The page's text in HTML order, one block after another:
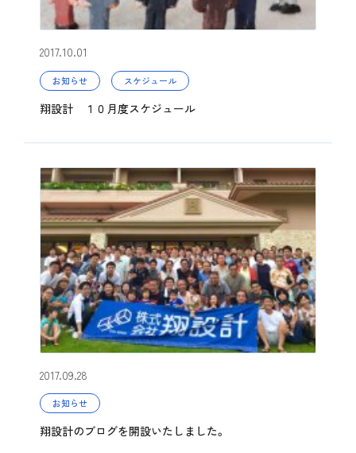
2017.10.01
お知らせ スケジュール
翔設計 １０月度スケジュール
2017.09.28
お知らせ
翔設計のブログを開設いたしました。